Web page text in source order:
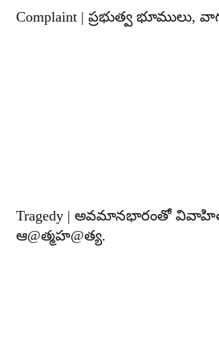
Complaint | ప్రభుత్వ భూములు,
Tragedy | అవమానభారంతో
ఆ@త్మహ@త్య.